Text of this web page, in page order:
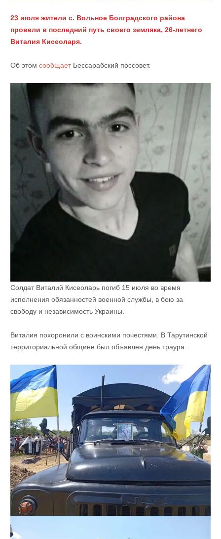
23 июля жители с. Вольное Болградского района
провели в последний путь своего земляка, 26-летнего
Виталия Кисеоларя.
Об этом сообщаетБессарабский поссовет.
Солдат Виталий Кисеоларь погиб 15 июля во время
исполнения обязанностей военной службы, в бою за
свободу и независимость Украины.
Виталия похоронили с воинскими почестями. В Тарутинской
территориальной общине был объявлен день траура.